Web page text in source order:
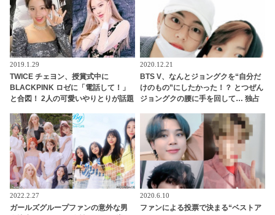
TWICEを担当するプロフェッショナ
ルも集結
2019.1.29
TWICE チェヨン、授賞式中に
BLACKPINK ロゼに「電話して！」
と合図！ 2人の可愛いやりとりが話題
2020.12.21
BTS V、なんとジョングクを“自分だ
けのもの”にしたかった！？ とつぜん
ジョングクの腰に手を回して… 独占
マート＆甘すぎるとファンメロメロ
2022.2.27
ガールズグループファンの意外な男
2020.6.10
ファンによる投票で決まる“ベストア